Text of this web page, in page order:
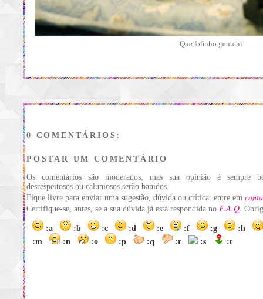
Que fofinho gentchi!
0 COMENTÁRIOS:
POSTAR UM COMENTÁRIO
Os comentários são moderados, mas sua opinião é sempre
desrespeitosos ou caluniosos serão banidos.
Fique livre para enviar uma sugestão, dúvida ou crítica: entre em
Certifique-se, antes, se a sua dúvida já está respondida no F.A.Q .
:a :b :c :d :e :f :g
:h
:m
:n :o :p :q :r :s :t